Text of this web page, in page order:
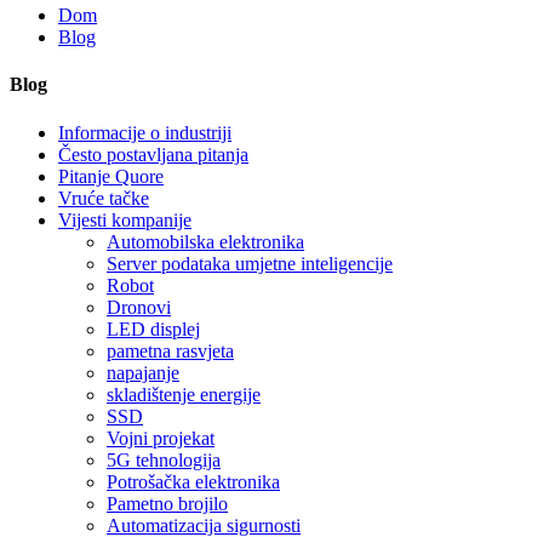
Dom
Blog
Blog
Informacije o industriji
Često postavljana pitanja
Pitanje Quore
Vruće tačke
Vijesti kompanije
Automobilska elektronika
Server podataka umjetne inteligencije
Robot
Dronovi
LED displej
pametna rasvjeta
napajanje
skladištenje energije
SSD
Vojni projekat
5G tehnologija
Potrošačka elektronika
Pametno brojilo
Automatizacija sigurnosti